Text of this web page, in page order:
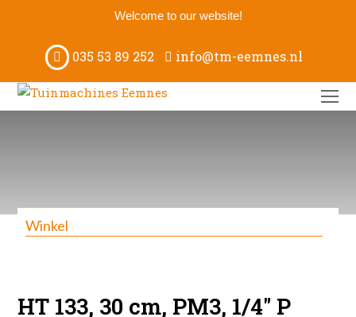
Welcome to our website!
035 53 89 252 info@tm-eemnes.nl
Winkel
HT 133, 30 cm, PM3, 1/4″ P